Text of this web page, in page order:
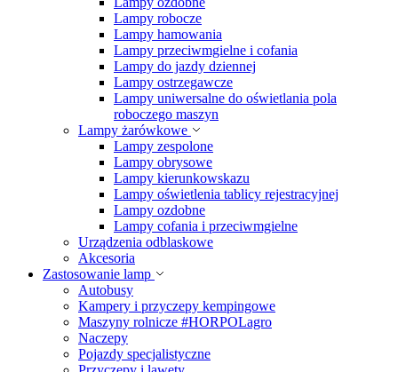
Lampy robocze
Lampy hamowania
Lampy przeciwmgielne i cofania
Lampy do jazdy dziennej
Lampy ostrzegawcze
Lampy uniwersalne do oświetlania pola
roboczego maszyn
Lampy żarówkowe
Lampy zespolone
Lampy obrysowe
Lampy kierunkowskazu
Lampy oświetlenia tablicy rejestracyjnej
Lampy ozdobne
Lampy cofania i przeciwmgielne
Urządzenia odblaskowe
Akcesoria
Zastosowanie lamp
Autobusy
Kampery i przyczepy kempingowe
Maszyny rolnicze #HORPOLagro
Naczepy
Pojazdy specjalistyczne